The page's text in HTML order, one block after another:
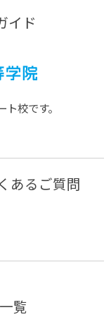
イド
校です。
あるご質問
覧